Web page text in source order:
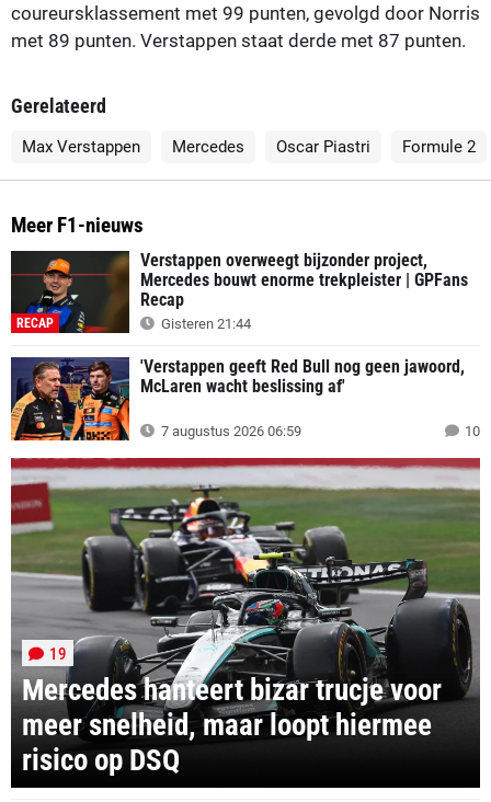
coureursklassement met 99 punten, gevolgd door Norris
met 89 punten. Verstappen staat derde met 87 punten.
Gerelateerd
Max Verstappen Mercedes Oscar Piastri Formule 2
Meer F1-nieuws
RECAP
Verstappen overweegt bijzonder project,
Mercedes bouwt enorme trekpleister | GPFans
Recap
Gisteren 21:44
'Verstappen geeft Red Bull nog geen jawoord,
McLaren wacht beslissing af'
7 augustus 2026 06:59 10
Mercedes hanteert bizar trucje voor
meer snelheid, maar loopt hiermee
risico op DSQ
19